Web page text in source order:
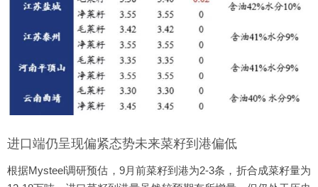
进口端仍呈现偏紧态势未来菜籽到港偏低
根据Mysteel调研预估，9月前菜籽到港为2-3条，折合成菜籽量为